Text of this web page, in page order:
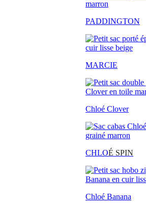
PADDINGTON
MARCIE
Chloé Clover
CHLOÉ SPIN
Chloé Banana